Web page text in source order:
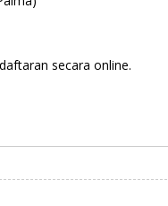
secara online.